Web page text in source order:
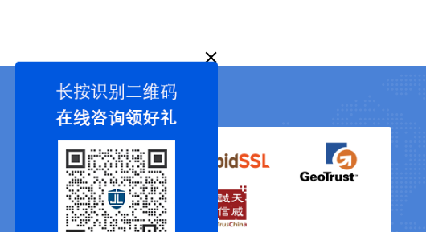
战略合作伙伴